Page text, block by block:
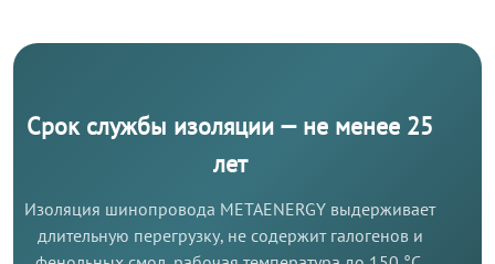
Срок службы изоляции — не менее 25
лет
Изоляция шинопровода METAENERGY выдерживает
длительную перегрузку, не содержит галогенов и